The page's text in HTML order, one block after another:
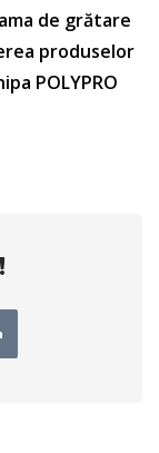
de grătare
produselor
POLYPRO